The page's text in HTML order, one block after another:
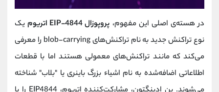
در هسته‌ی اصلی این مفهوم، پروپوزال EIP-4844 اتریوم
یک
نوع تراکنش جدید به نام تراکنش‌های blob-carrying را معرفی
می‌کند که مانند تراکنش‌های معمولی هستند اما با قطعات
اطلاعاتی اضافه‌شده به نام اشیاء بزرگ باینری یا "بلاب" شناخته